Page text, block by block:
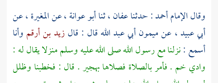
وقال الإمامأحمد: حدثناعفان، ثناأبو عوانة، عنالمغيرة، عن
أبي عبيد، عنميمون أبي عبد اللهقال : قالزيد بن أرقم وأنا
أسمع :نزلنا مع رسول الله صلى الله عليه وسلم منزلا يقال له :
وادي خم . فأمر بالصلاة فصلاها بهجير . قال : فخطبنا وظلل